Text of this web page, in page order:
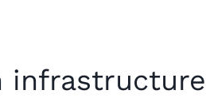
infrastructure